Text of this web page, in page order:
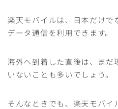
楽天モバイルは、日本だけで
データ通信を利用できます。
海外へ到着した直後は、まだ
いないことも多いでしょう。
そんなときでも、楽天モバイ